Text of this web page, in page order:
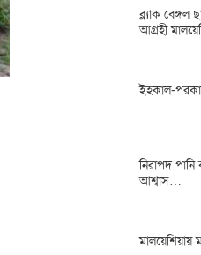
ব্ল্যাক
আগ্রহী
ইহকাল-
নিরাপদ পানি
আশ্বাস…
মালয়েশিয়ায়